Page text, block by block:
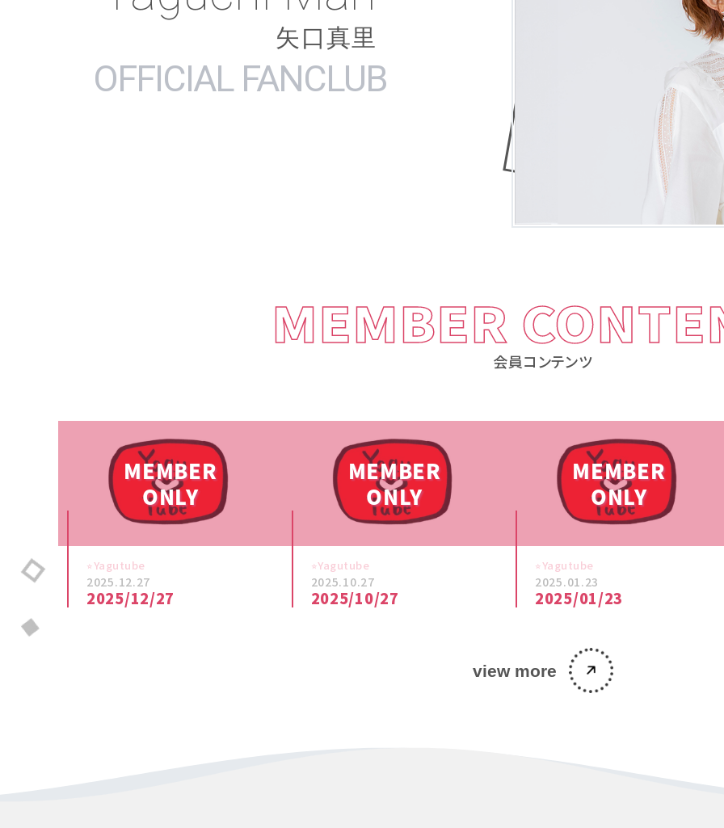
矢口真里
OFFICIAL FANCLUB
MEMBER
会員コンテンツ
⭐︎Yagutube
2025.12.27
2025/12/27
⭐︎Yagutube
2025.10.27
2025/10/27
⭐︎Yagutube
2025.01.23
2025/01/23
view more